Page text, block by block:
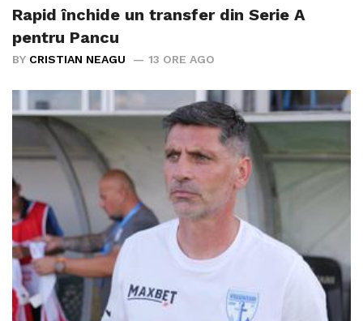
Rapid închide un transfer din Serie A
pentru Pancu
BY CRISTIAN NEAGU 13 ORE AGO